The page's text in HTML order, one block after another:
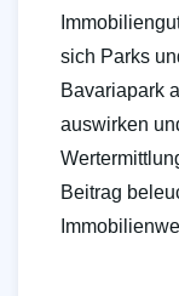
sich Parks
Bavariapark
auswirken
Beitrag